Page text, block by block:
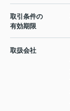
取引条件の
有効期限
取扱会社